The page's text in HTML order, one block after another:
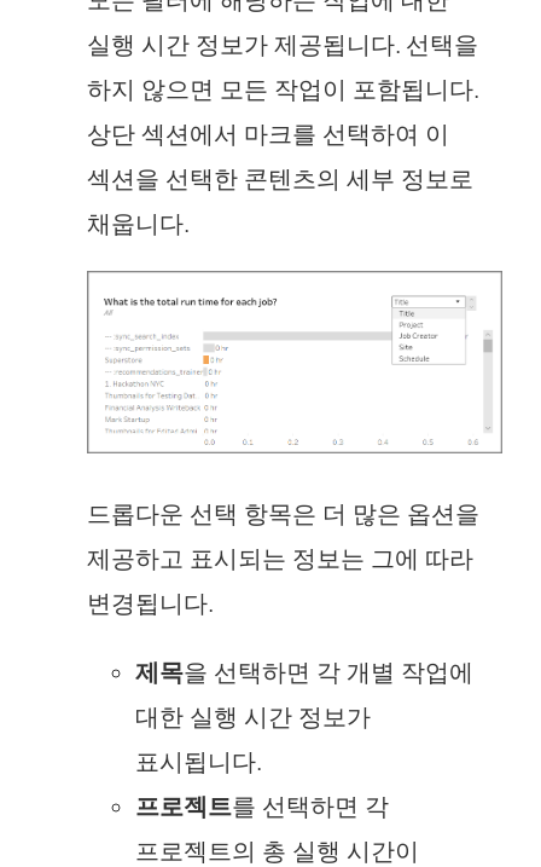
실행 시간 정보가 제공됩니다. 선택을
하지 않으면 모든 작업이 포함됩니다.
상단 섹션에서 마크를 선택하여 이
섹션을 선택한 콘텐츠의 세부 정보로
채웁니다.
드롭다운 선택 항목은 더 많은 옵션을
제공하고 표시되는 정보는 그에 따라
변경됩니다.
제목을 선택하면 각 개별 작업에
대한 실행 시간 정보가
표시됩니다.
프로젝트를 선택하면 각
프로젝트의 총 실행 시간이